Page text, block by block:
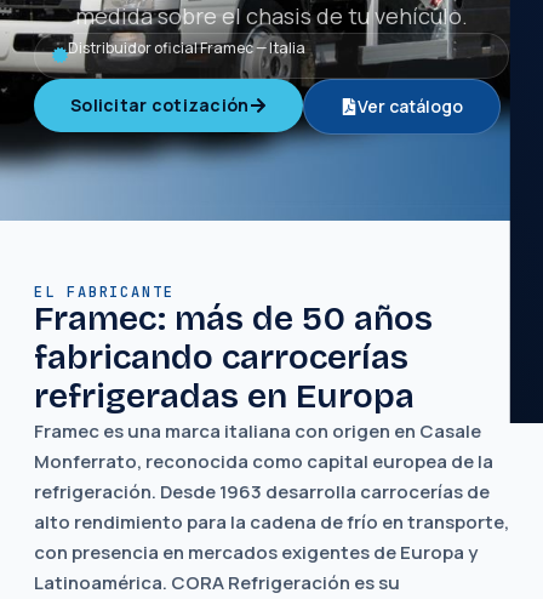
medida sobre el chasis de tu vehículo.
Distribuidor oficial Framec — Italia
Solicitar cotización Ver catálogo
EL FABRICANTE
Framec: más de 50 años
fabricando carrocerías
refrigeradas en Europa
Framec es una marca italiana con origen en Casale
Monferrato, reconocida como capital europea de la
refrigeración. Desde 1963 desarrolla carrocerías de
alto rendimiento para la cadena de frío en transporte,
con presencia en mercados exigentes de Europa y
Latinoamérica. CORA Refrigeración es su